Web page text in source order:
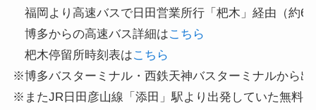
福岡より高速バスで日田営業所行「杷木」経由（約
博多からの高速バス詳細はこちら
杷木停留所時刻表はこちら
※博多バスターミナル・西鉄天神バスターミナルから
※またJR日田彦山線「添田」駅より出発していた無料